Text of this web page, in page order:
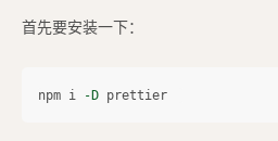
首先要安装一下：
npm i -D